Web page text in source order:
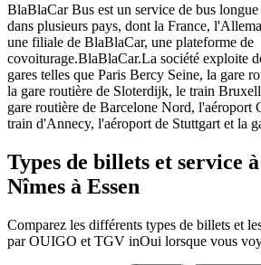
BlaBlaCar Bus est un service de bus
dans plusieurs pays, dont la France,
une filiale de BlaBlaCar, une plateforme de
covoiturage.BlaBlaCar.La société exploite
gares telles que Paris Bercy Seine, la gare
la gare routière de Sloterdijk, le train
gare routière de Barcelone Nord, l'aéroport
train d'Annecy, l'aéroport de Stuttgart et la
Types de billets et service
Nîmes à Essen
Comparez les différents types de billets et
par OUIGO et TGV inOui lorsque vous